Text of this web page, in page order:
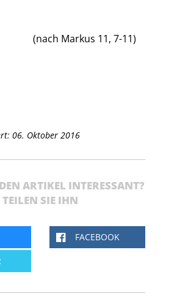
(nach Markus 11, 7-11)
06. Oktober 2016
ARTIKEL INTERESSANT?
TEILEN SIE IHN
FACEBOOK